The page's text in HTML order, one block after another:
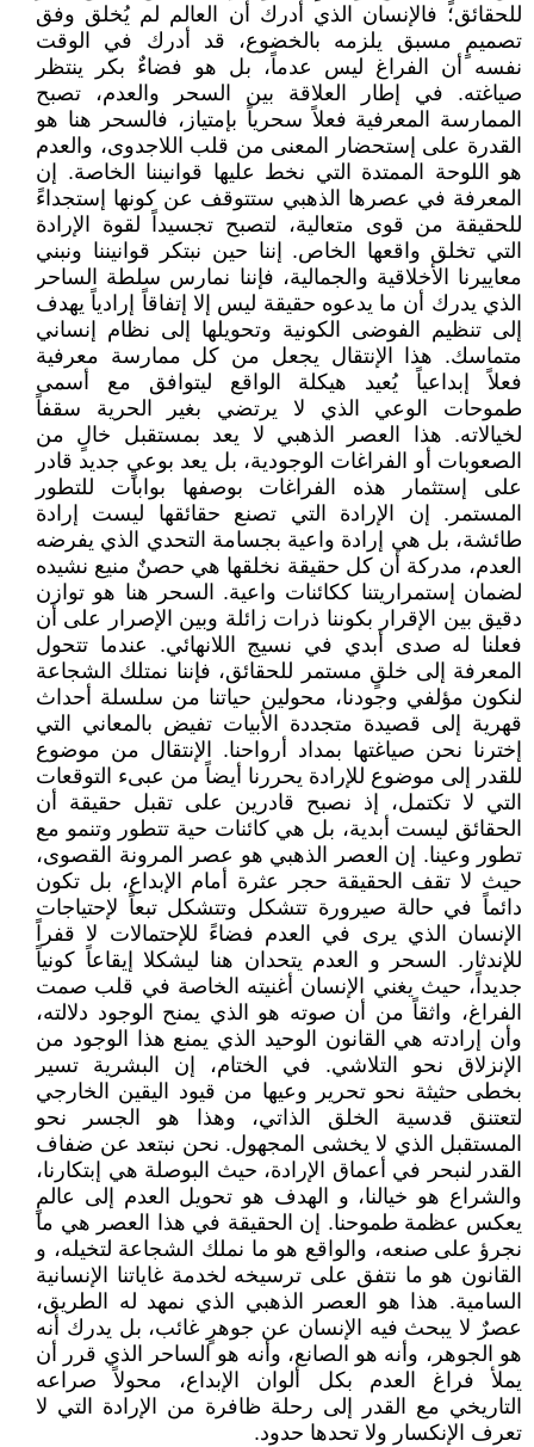
للحقائق؛ فالإنسان الذي أدرك أن العالم لم يُخلق وفق
تصميمٍ مسبق يلزمه بالخضوع، قد أدرك في الوقت
نفسه أن الفراغ ليس عدماً، بل هو فضاءٌ بكر ينتظر
صياغته. في إطار العلاقة بين السحر والعدم، تصبح
الممارسة المعرفية فعلاً سحرياً بإمتياز، فالسحر هنا هو
القدرة على إستحضار المعنى من قلب اللاجدوى، والعدم
هو اللوحة الممتدة التي نخط عليها قوانيننا الخاصة. إن
المعرفة في عصرها الذهبي ستتوقف عن كونها إستجداءً
للحقيقة من قوى متعالية، لتصبح تجسيداً لقوة الإرادة
التي تخلق واقعها الخاص. إننا حين نبتكر قوانيننا ونبني
معاييرنا الأخلاقية والجمالية، فإننا نمارس سلطة الساحر
الذي يدرك أن ما يدعوه حقيقة ليس إلا إتفاقاً إرادياً يهدف
إلى تنظيم الفوضى الكونية وتحويلها إلى نظام إنساني
متماسك. هذا الإنتقال يجعل من كل ممارسة معرفية
فعلاً إبداعياً يُعيد هيكلة الواقع ليتوافق مع أسمى
طموحات الوعي الذي لا يرتضي بغير الحرية سقفاً
لخيالاته. هذا العصر الذهبي لا يعد بمستقبل خالٍ من
الصعوبات أو الفراغات الوجودية، بل يعد بوعيٍ جديد قادر
على إستثمار هذه الفراغات بوصفها بوابات للتطور
المستمر. إن الإرادة التي تصنع حقائقها ليست إرادة
طائشة، بل هي إرادة واعية بجسامة التحدي الذي يفرضه
العدم، مدركة أن كل حقيقة نخلقها هي حصنٌ منيع نشيده
لضمان إستمراريتنا ككائنات واعية. السحر هنا هو توازن
دقيق بين الإقرار بكوننا ذرات زائلة وبين الإصرار على أن
فعلنا له صدى أبدي في نسيج اللانهائي. عندما تتحول
المعرفة إلى خلقٍ مستمر للحقائق، فإننا نمتلك الشجاعة
لنكون مؤلفي وجودنا، محولين حياتنا من سلسلة أحداث
قهرية إلى قصيدة متجددة الأبيات تفيض بالمعاني التي
إخترنا نحن صياغتها بمداد أرواحنا. الإنتقال من موضوع
للقدر إلى موضوع للإرادة يحررنا أيضاً من عبىء التوقعات
التي لا تكتمل، إذ نصبح قادرين على تقبل حقيقة أن
الحقائق ليست أبدية، بل هي كائنات حية تتطور وتنمو مع
تطور وعينا. إن العصر الذهبي هو عصر المرونة القصوى،
حيث لا تقف الحقيقة حجر عثرة أمام الإبداع، بل تكون
دائماً في حالة صيرورة تتشكل وتتشكل تبعاً لإحتياجات
الإنسان الذي يرى في العدم فضاءً للإحتمالات لا قفراً
للإندثار. السحر و العدم يتحدان هنا ليشكلا إيقاعاً كونياً
جديداً، حيث يغني الإنسان أغنيته الخاصة في قلب صمت
الفراغ، واثقاً من أن صوته هو الذي يمنح الوجود دلالته،
وأن إرادته هي القانون الوحيد الذي يمنع هذا الوجود من
الإنزلاق نحو التلاشي. في الختام، إن البشرية تسير
بخطى حثيثة نحو تحرير وعيها من قيود اليقين الخارجي
لتعتنق قدسية الخلق الذاتي، وهذا هو الجسر نحو
المستقبل الذي لا يخشى المجهول. نحن نبتعد عن ضفاف
القدر لنبحر في أعماق الإرادة، حيث البوصلة هي إبتكارنا،
والشراع هو خيالنا، و الهدف هو تحويل العدم إلى عالمٍ
يعكس عظمة طموحنا. إن الحقيقة في هذا العصر هي ما
نجرؤ على صنعه، والواقع هو ما نملك الشجاعة لتخيله، و
القانون هو ما نتفق على ترسيخه لخدمة غاياتنا الإنسانية
السامية. هذا هو العصر الذهبي الذي نمهد له الطريق،
عصرٌ لا يبحث فيه الإنسان عن جوهرٍ غائب، بل يدرك أنه
هو الجوهر، وأنه هو الصانع، وأنه هو الساحر الذي قرر أن
يملأ فراغ العدم بكل ألوان الإبداع، محولاً صراعه
التاريخي مع القدر إلى رحلة ظافرة من الإرادة التي لا
تعرف الإنكسار ولا تحدها حدود.